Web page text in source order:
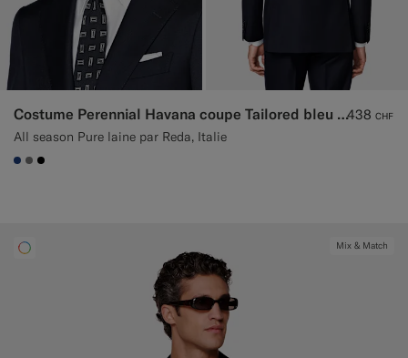
Costume Perennial Havana coupe Tailored bleu marine
All season Pure laine par Reda, Italie
438 CHF
#1C3D7A
#767676
#000000
Mix & Match